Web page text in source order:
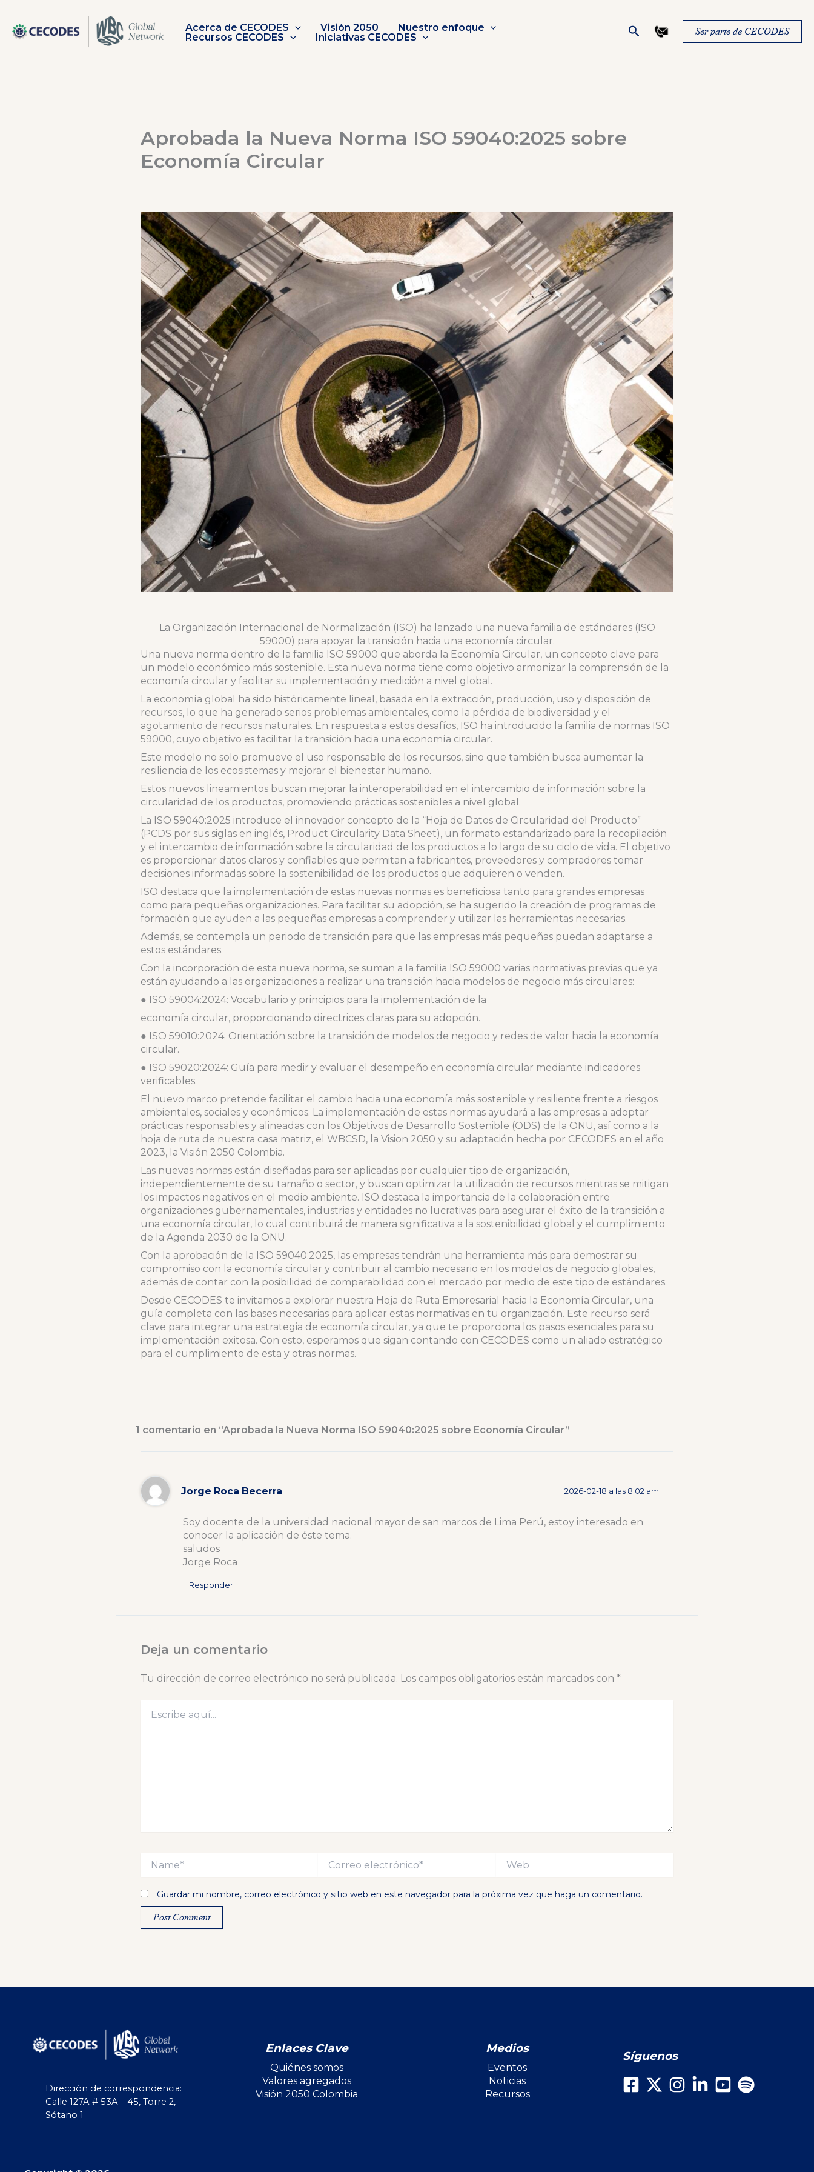
contenido
Acerca de CECODES Visión 2050
Nuestro enfoque
Recursos CECODES
Iniciativas CECODES Buscar Ser parte de CECODES
Aprobada la Nueva Norma ISO 59040:2025 sobre
Economía Circular
La Organización Internacional de Normalización (ISO) ha lanzado una nueva familia de estándares (ISO
59000) para apoyar la transición hacia una economía circular.
Una nueva norma dentro de la familia ISO 59000 que aborda la Economía Circular, un concepto clave para
un modelo económico más sostenible. Esta nueva norma tiene como objetivo armonizar la comprensión de la
economía circular y facilitar su implementación y medición a nivel global.
La economía global ha sido históricamente lineal, basada en la extracción, producción, uso y disposición de
recursos, lo que ha generado serios problemas ambientales, como la pérdida de biodiversidad y el
agotamiento de recursos naturales. En respuesta a estos desafíos, ISO ha introducido la familia de normas ISO
59000, cuyo objetivo es facilitar la transición hacia una economía circular.
Este modelo no solo promueve el uso responsable de los recursos, sino que también busca aumentar la
resiliencia de los ecosistemas y mejorar el bienestar humano.
Estos nuevos lineamientos buscan mejorar la interoperabilidad en el intercambio de información sobre la
circularidad de los productos, promoviendo prácticas sostenibles a nivel global.
La ISO 59040:2025 introduce el innovador concepto de la “Hoja de Datos de Circularidad del Producto”
(PCDS por sus siglas en inglés, Product Circularity Data Sheet), un formato estandarizado para la recopilación
y el intercambio de información sobre la circularidad de los productos a lo largo de su ciclo de vida. El objetivo
es proporcionar datos claros y confiables que permitan a fabricantes, proveedores y compradores tomar
decisiones informadas sobre la sostenibilidad de los productos que adquieren o venden.
ISO destaca que la implementación de estas nuevas normas es beneficiosa tanto para grandes empresas
como para pequeñas organizaciones. Para facilitar su adopción, se ha sugerido la creación de programas de
formación que ayuden a las pequeñas empresas a comprender y utilizar las herramientas necesarias.
Además, se contempla un periodo de transición para que las empresas más pequeñas puedan adaptarse a
estos estándares.
Con la incorporación de esta nueva norma, se suman a la familia ISO 59000 varias normativas previas que ya
están ayudando a las organizaciones a realizar una transición hacia modelos de negocio más circulares:
● ISO 59004:2024: Vocabulario y principios para la implementación de la
economía circular, proporcionando directrices claras para su adopción.
● ISO 59010:2024: Orientación sobre la transición de modelos de negocio y redes de valor hacia la economía
circular.
● ISO 59020:2024: Guía para medir y evaluar el desempeño en economía circular mediante indicadores
verificables.
El nuevo marco pretende facilitar el cambio hacia una economía más sostenible y resiliente frente a riesgos
ambientales, sociales y económicos. La implementación de estas normas ayudará a las empresas a adoptar
prácticas responsables y alineadas con los Objetivos de Desarrollo Sostenible (ODS) de la ONU, así como a la
hoja de ruta de nuestra casa matriz, el WBCSD, la Vision 2050 y su adaptación hecha por CECODES en el año
2023, la Visión 2050 Colombia.
Las nuevas normas están diseñadas para ser aplicadas por cualquier tipo de organización,
independientemente de su tamaño o sector, y buscan optimizar la utilización de recursos mientras se mitigan
los impactos negativos en el medio ambiente. ISO destaca la importancia de la colaboración entre
organizaciones gubernamentales, industrias y entidades no lucrativas para asegurar el éxito de la transición a
una economía circular, lo cual contribuirá de manera significativa a la sostenibilidad global y el cumplimiento
de la Agenda 2030 de la ONU.
Con la aprobación de la ISO 59040:2025, las empresas tendrán una herramienta más para demostrar su
compromiso con la economía circular y contribuir al cambio necesario en los modelos de negocio globales,
además de contar con la posibilidad de comparabilidad con el mercado por medio de este tipo de estándares.
Desde CECODES te invitamos a explorar nuestra Hoja de Ruta Empresarial hacia la Economía Circular, una
guía completa con las bases necesarias para aplicar estas normativas en tu organización. Este recurso será
clave para integrar una estrategia de economía circular, ya que te proporciona los pasos esenciales para su
implementación exitosa. Con esto, esperamos que sigan contando con CECODES como un aliado estratégico
para el cumplimiento de esta y otras normas.
1 comentario en “Aprobada la Nueva Norma ISO 59040:2025 sobre Economía Circular”
Jorge Roca Becerra 2026-02-18 a las 8:02 am
Soy docente de la universidad nacional mayor de san marcos de Lima Perú, estoy interesado en
conocer la aplicación de éste tema.
saludos
Jorge Roca
Responder
Deja un comentario
Tu dirección de correo electrónico no será publicada. Los campos obligatorios están marcados con *
aquí...
electrónico*
Guardar mi nombre, correo electrónico y sitio web en este navegador para la próxima vez que haga un comentario.
Dirección de correspondencia:
Calle 127A # 53A – 45, Torre 2,
Sótano 1
Enlaces Clave
Quiénes somos
Valores agregados
Visión 2050 Colombia
Medios
Eventos
Noticias
Recursos
Síguenos